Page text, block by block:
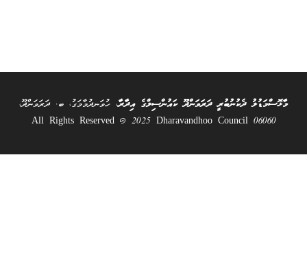
މާޅޮސްމަޑުލު ދެކުނުބުރީ ދަރަވަންދޫ ކައުންސިލްގެ އިދާރާ، ހުވަނދުމާމަގު، ބ. ދަރަވަންދޫ،
06060 All Rights Reserved @ 2025 Dharavandhoo Council